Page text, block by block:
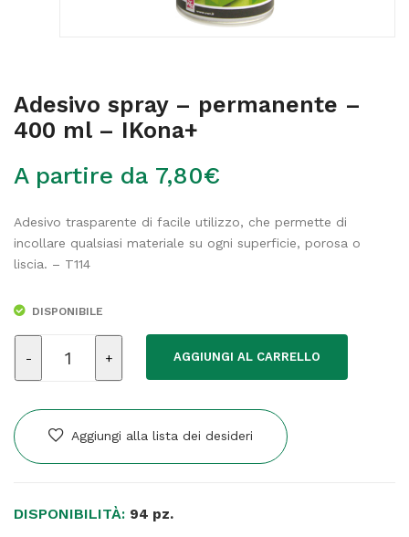
Adesivo spray – permanente –
400 ml – IKona+
A partire da 7,80€
Adesivo trasparente di facile utilizzo, che permette di
incollare qualsiasi materiale su ogni superficie, porosa o
liscia. – T114
DISPONIBILE
permanente
IKona+
AGGIUNGI AL CARRELLO
Aggiungi alla lista dei desideri
DISPONIBILITÀ: 94 pz.